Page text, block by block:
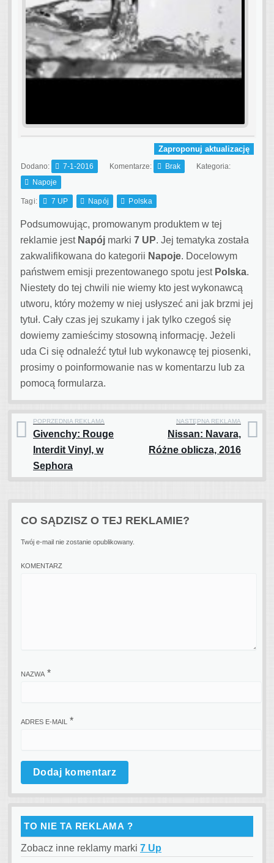
Zaproponuj aktualizację
Dodano: 7-1-2016 Komentarze: Brak
Kategoria:
Napoje
Tagi: 7 UP Napój Polska
Podsumowując, promowanym produktem w tej
reklamie jest Napój marki 7 UP. Jej tematyka została
zakwalifikowana do kategorii Napoje. Docelowym
państwem emisji prezentowanego spotu jest Polska.
Niestety do tej chwili nie wiemy kto jest wykonawcą
utworu, który możemy w niej usłyszeć ani jak brzmi jej
tytuł. Cały czas jej szukamy i jak tylko czegoś się
dowiemy zamieścimy stosowną informację. Jeżeli
uda Ci się odnaleźć tytuł lub wykonawcę tej piosenki,
prosimy o poinformowanie nas w komentarzu lub za
pomocą formularza.
Post navigation
POPRZEDNIA REKLAMA
Givenchy: Rouge
Interdit Vinyl, w
Sephora
NASTĘPNA REKLAMA
Nissan: Navara,
Różne oblicza, 2016
CO SĄDZISZ O TEJ REKLAMIE?
Twój e-mail nie zostanie opublikowany.
KOMENTARZ
NAZWA *
ADRES E-MAIL *
TO NIE TA REKLAMA ?
Zobacz inne reklamy marki 7 Up